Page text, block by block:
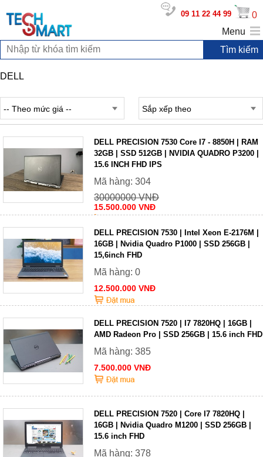
09 11 22 44 99
0
Menu
DELL
-- Theo mức giá -- Sắp xếp theo
DELL PRECISION 7530 Core I7 - 8850H | RAM
32GB | SSD 512GB | NVIDIA QUADRO P3200 |
15.6 INCH FHD IPS
Mã hàng: 304
30000000 VNĐ
15.500.000 VNĐ
DELL PRECISION 7530 | Intel Xeon E-2176M |
16GB | Nvidia Quadro P1000 | SSD 256GB |
15,6inch FHD
Mã hàng: 0
12.500.000 VNĐ
DELL PRECISION 7520 | I7 7820HQ | 16GB |
AMD Radeon Pro | SSD 256GB | 15.6 inch FHD
Mã hàng: 385
7.500.000 VNĐ
DELL PRECISION 7520 | Core I7 7820HQ |
16GB | Nvidia Quadro M1200 | SSD 256GB |
15.6 inch FHD
Mã hàng: 378